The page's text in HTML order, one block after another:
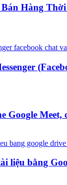
Bán Hàng
Google
liệu bằng